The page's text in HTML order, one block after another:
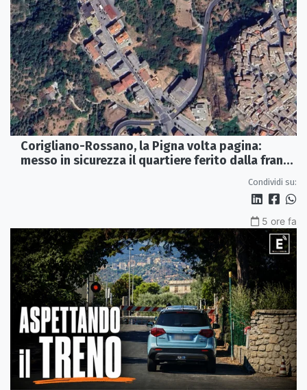
Corigliano-Rossano, la Pigna volta pagina:
messo in sicurezza il quartiere ferito dalla frana
Condividi su:
5 ore fa